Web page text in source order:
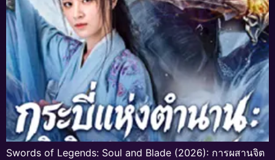
Swords of Legends: Soul and Blade (2026): การผสานจิต